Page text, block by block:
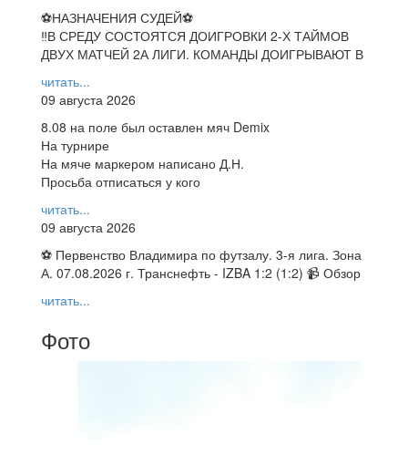
⚽НАЗНАЧЕНИЯ СУДЕЙ⚽
‼В СРЕДУ СОСТОЯТСЯ ДОИГРОВКИ 2-Х ТАЙМОВ
ДВУХ МАТЧЕЙ 2А ЛИГИ. КОМАНДЫ ДОИГРЫВАЮТ В
читать...
09 августа 2026
8.08 на поле был оставлен мяч Demix
На турнире
На мяче маркером написано Д.Н.
Просьба отписаться у кого
читать...
09 августа 2026
⚽ Первенство Владимира по футзалу. 3-я лига. Зона
А. 07.08.2026 г. Транснефть - IZBA 1:2 (1:2) 📹 Обзор
читать...
Фото